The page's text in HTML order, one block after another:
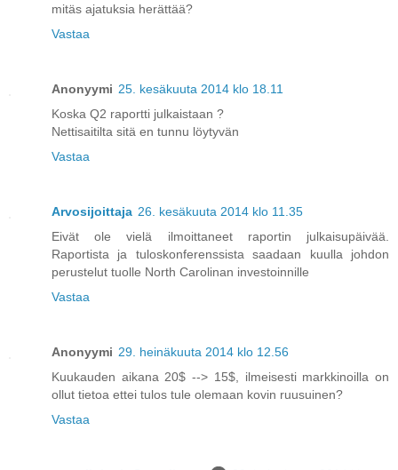
mitäs ajatuksia herättää?
Vastaa
Anonyymi 25. kesäkuuta 2014 klo 18.11
Koska Q2 raportti julkaistaan ?
Nettisaitilta sitä en tunnu löytyvän
Vastaa
Arvosijoittaja 26. kesäkuuta 2014 klo 11.35
Eivät ole vielä ilmoittaneet raportin julkaisupäivää.
Raportista ja tuloskonferenssista saadaan kuulla johdon
perustelut tuolle North Carolinan investoinnille
Vastaa
Anonyymi 29. heinäkuuta 2014 klo 12.56
Kuukauden aikana 20$ --> 15$, ilmeisesti markkinoilla on
ollut tietoa ettei tulos tule olemaan kovin ruusuinen?
Vastaa